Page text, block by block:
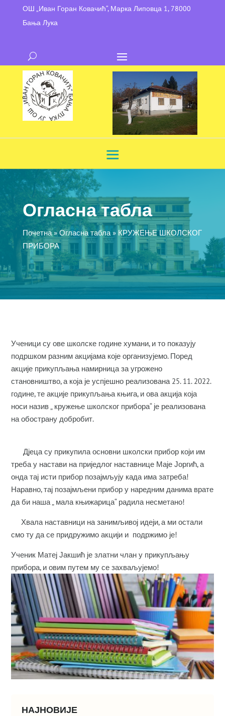
ОШ „Иван Горан Ковачић“, Марка Липовца 1, 78000
Бања Лука
Огласна табла
Почетна»Огласна табла» КРУЖЕЊЕ ШКОЛСКОГ
ПРИБОРА
Ученици су ове школске године хумани, и то показују
подршком разним акцијама које организујемо. Поред
акције прикупљања намирница за угрожено
становништво, а која је успјешно реализована 25. 11. 2022.
године, те акције прикупљања књига, и ова акција која
носи назив „ кружење школског прибора“ је реализована
на обострану добробит.
Дјеца су прикупила основни школски прибор који им
треба у настави на приједлог наставнице Маје Јоргић, а
онда тај исти прибор позајмљују када има затреба!
Наравно, тај позајмљени прибор у наредним данима врате
да би наша „ мала књижарица“ радила несметано!
Хвала наставници на занимљивој идеји, а ми остали
смо ту да се придружимо акцији и подржимо је!
Ученик Матеј Јакшић је златни члан у прикупљању
прибора, и овим путем му се захваљујемо!
НАЈНОВИЈЕ